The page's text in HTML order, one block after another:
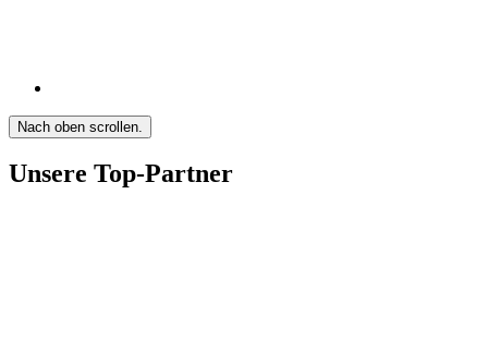
Nach oben scrollen.
Unsere Top-Partner